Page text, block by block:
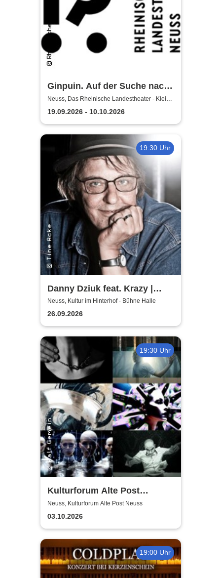
Ginpuin. Auf der Suche nach
dem großen Glück - Das
Rheinische Landestheater
Neuss
Neuss, Das Rheinische Landestheater - Kleine
Bühne
19.09.2026 - 10.10.2026
19:30 Uhr
Danny Dziuk feat. Krazy |
Kultur im Hinterhof
Neuss, Kultur im Hinterhof - Bühne Halle
26.09.2026
19:30 Uhr
Kulturforum Alte Post
presents: Layers Respond
Neuss, Kulturforum Alte Post Neuss
03.10.2026
19:00 Uhr